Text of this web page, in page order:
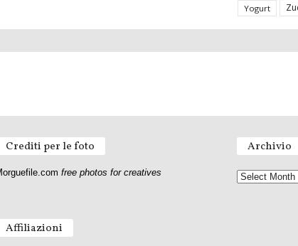
Yogurt
Crediti per le foto
free photos for creatives
Affiliazioni
Archivio